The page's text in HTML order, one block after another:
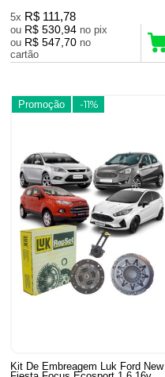
5x R$ 111,78
ou R$ 530,94
no pix
ou R$ 547,70 no
cartão
Promoção -11%
Kit De Embreagem Luk Ford New